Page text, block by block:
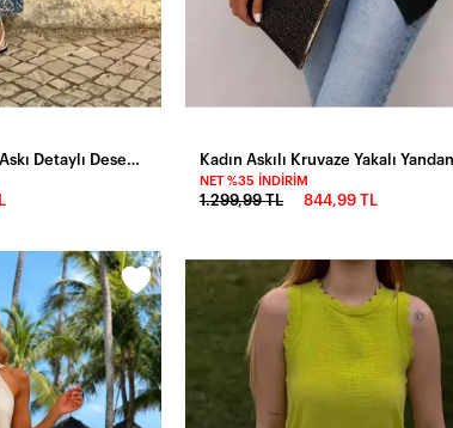
NET %35 İNDIRIM
1.299,99 TL 844,99 TL